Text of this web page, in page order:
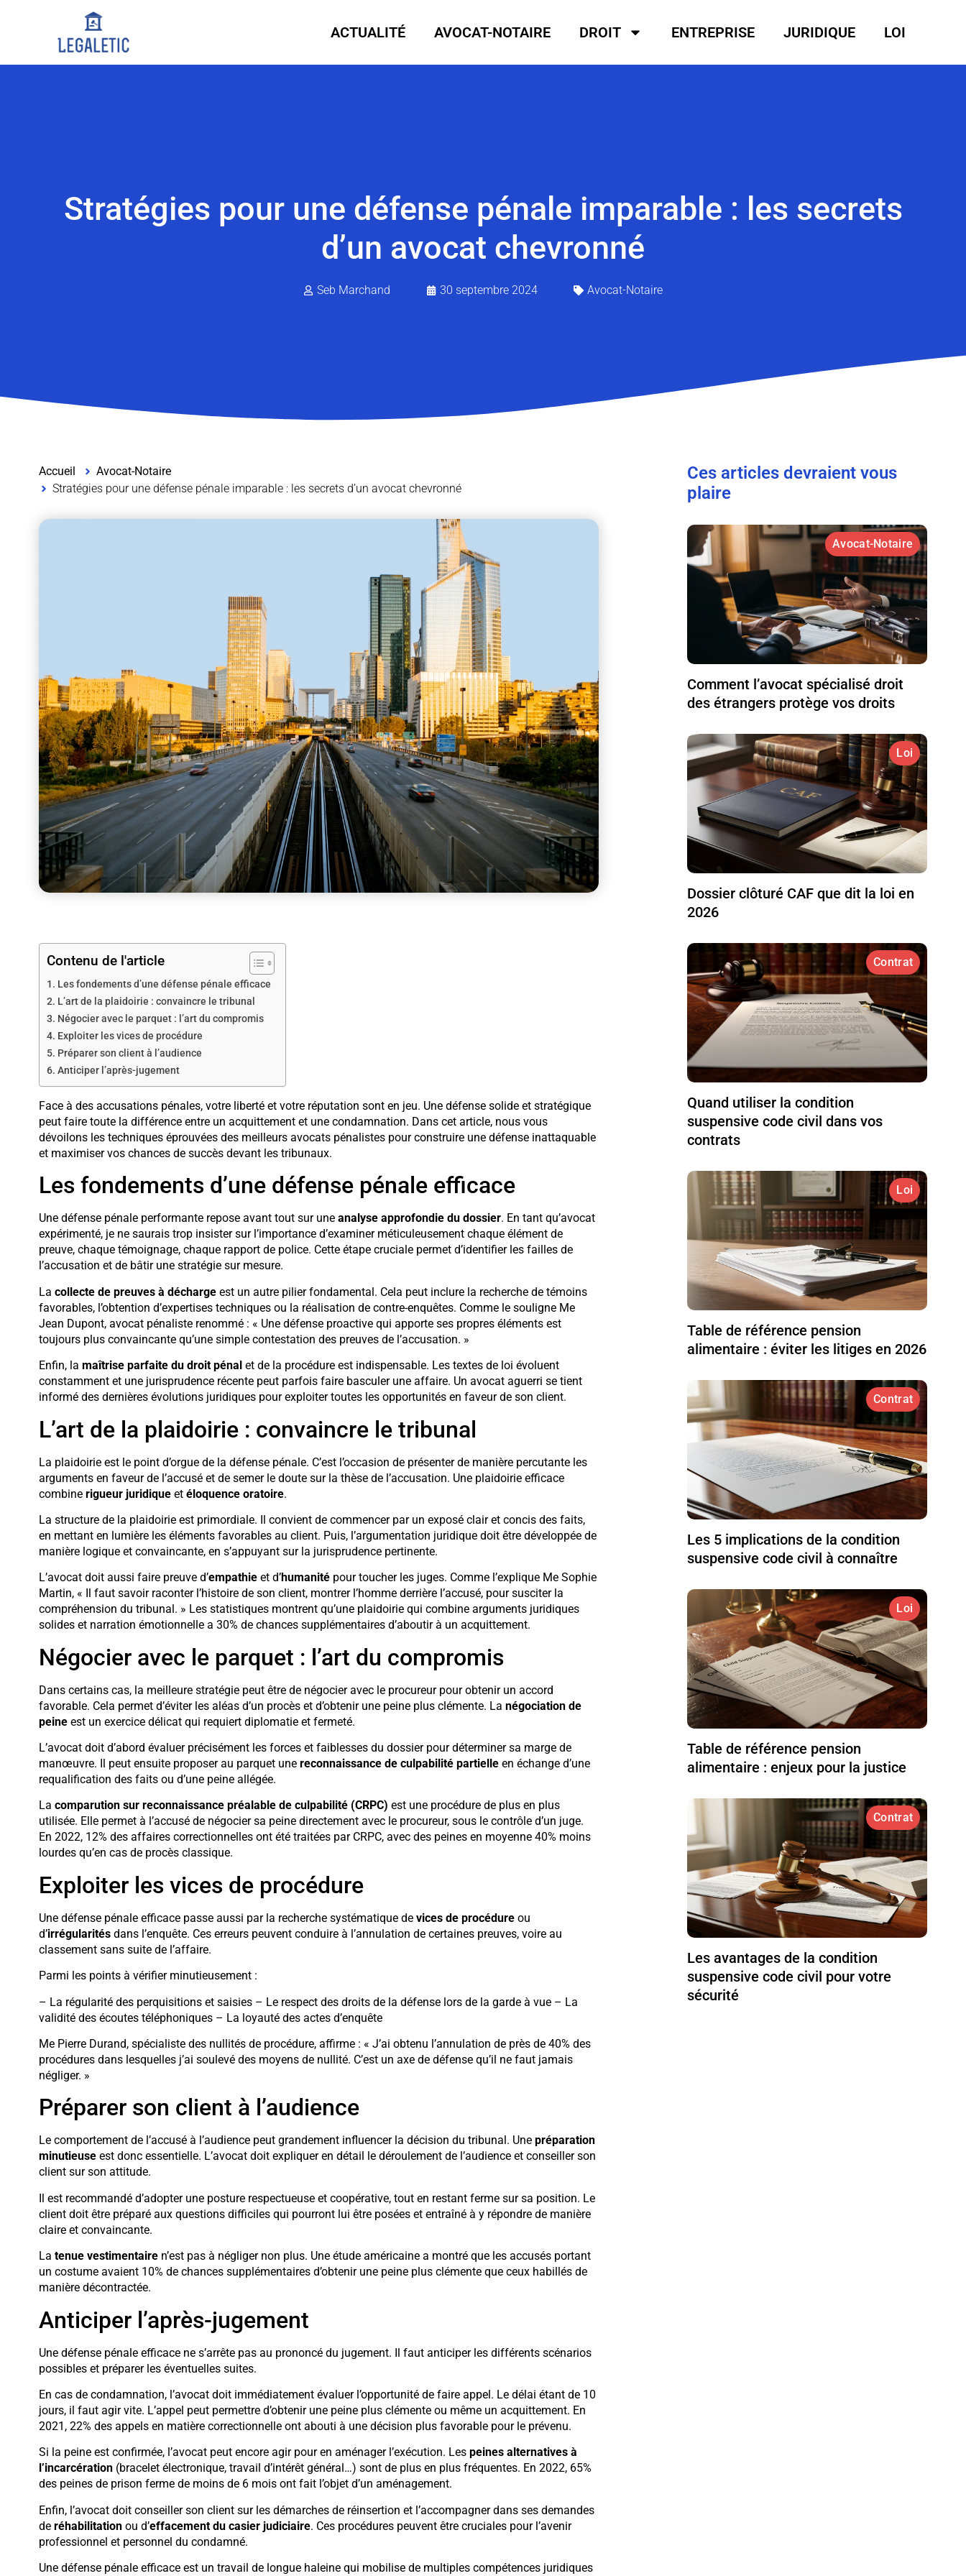
ACTUALITÉ AVOCAT-NOTAIRE DROIT ENTREPRISE JURIDIQUE LOI
Stratégies pour une défense pénale imparable : les secrets
d’un avocat chevronné
Seb Marchand 30 septembre 2024 Avocat-Notaire
Accueil
Avocat-Notaire
Stratégies pour une défense pénale imparable : les secrets d’un avocat chevronné
Contenu de l'article
Les fondements d’une défense pénale efficace
L’art de la plaidoirie : convaincre le tribunal
Négocier avec le parquet : l’art du compromis
Exploiter les vices de procédure
Préparer son client à l’audience
Anticiper l’après-jugement
Face à des accusations pénales, votre liberté et votre réputation sont en jeu. Une défense solide et stratégique
peut faire toute la différence entre un acquittement et une condamnation. Dans cet article, nous vous
dévoilons les techniques éprouvées des meilleurs avocats pénalistes pour construire une défense inattaquable
et maximiser vos chances de succès devant les tribunaux.
Les fondements d’une défense pénale efficace
Une défense pénale performante repose avant tout sur une analyse approfondie du dossier. En tant qu’avocat
expérimenté, je ne saurais trop insister sur l’importance d’examiner méticuleusement chaque élément de
preuve, chaque témoignage, chaque rapport de police. Cette étape cruciale permet d’identifier les failles de
l’accusation et de bâtir une stratégie sur mesure.
La collecte de preuves à déchargeest un autre pilier fondamental. Cela peut inclure la recherche de témoins
favorables, l’obtention d’expertises techniques ou la réalisation de contre-enquêtes. Comme le souligne Me
Jean Dupont, avocat pénaliste renommé : « Une défense proactive qui apporte ses propres éléments est
toujours plus convaincante qu’une simple contestation des preuves de l’accusation. »
Enfin, la maîtrise parfaite du droit pénalet de la procédure est indispensable. Les textes de loi évoluent
constamment et une jurisprudence récente peut parfois faire basculer une affaire. Un avocat aguerri se tient
informé des dernières évolutions juridiques pour exploiter toutes les opportunités en faveur de son client.
L’art de la plaidoirie : convaincre le tribunal
La plaidoirie est le point d’orgue de la défense pénale. C’est l’occasion de présenter de manière percutante les
arguments en faveur de l’accusé et de semer le doute sur la thèse de l’accusation. Une plaidoirie efficace
combine rigueur juridiqueet éloquence oratoire.
La structure de la plaidoirie est primordiale. Il convient de commencer par un exposé clair et concis des faits,
en mettant en lumière les éléments favorables au client. Puis, l’argumentation juridique doit être développée de
manière logique et convaincante, en s’appuyant sur la jurisprudence pertinente.
L’avocat doit aussi faire preuve d’empathieet d’humanitépour toucher les juges. Comme l’explique Me Sophie
Martin, « Il faut savoir raconter l’histoire de son client, montrer l’homme derrière l’accusé, pour susciter la
compréhension du tribunal. » Les statistiques montrent qu’une plaidoirie qui combine arguments juridiques
solides et narration émotionnelle a 30% de chances supplémentaires d’aboutir à un acquittement.
Négocier avec le parquet : l’art du compromis
Dans certains cas, la meilleure stratégie peut être de négocier avec le procureur pour obtenir un accord
favorable. Cela permet d’éviter les aléas d’un procès et d’obtenir une peine plus clémente. La négociation de
peineest un exercice délicat qui requiert diplomatie et fermeté.
L’avocat doit d’abord évaluer précisément les forces et faiblesses du dossier pour déterminer sa marge de
manœuvre. Il peut ensuite proposer au parquet une reconnaissance de culpabilité partielleen échange d’une
requalification des faits ou d’une peine allégée.
La comparution sur reconnaissance préalable de culpabilité (CRPC) est une procédure de plus en plus
utilisée. Elle permet à l’accusé de négocier sa peine directement avec le procureur, sous le contrôle d’un juge.
En 2022, 12% des affaires correctionnelles ont été traitées par CRPC, avec des peines en moyenne 40% moins
lourdes qu’en cas de procès classique.
Exploiter les vices de procédure
Une défense pénale efficace passe aussi par la recherche systématique de vices de procédureou
d’irrégularitésdans l’enquête. Ces erreurs peuvent conduire à l’annulation de certaines preuves, voire au
classement sans suite de l’affaire.
Parmi les points à vérifier minutieusement :
– La régularité des perquisitions et saisies – Le respect des droits de la défense lors de la garde à vue – La
validité des écoutes téléphoniques – La loyauté des actes d’enquête
Me Pierre Durand, spécialiste des nullités de procédure, affirme : « J’ai obtenu l’annulation de près de 40% des
procédures dans lesquelles j’ai soulevé des moyens de nullité. C’est un axe de défense qu’il ne faut jamais
négliger. »
Préparer son client à l’audience
Le comportement de l’accusé à l’audience peut grandement influencer la décision du tribunal. Une préparation
minutieuseest donc essentielle. L’avocat doit expliquer en détail le déroulement de l’audience et conseiller son
client sur son attitude.
Il est recommandé d’adopter une posture respectueuse et coopérative, tout en restant ferme sur sa position. Le
client doit être préparé aux questions difficiles qui pourront lui être posées et entraîné à y répondre de manière
claire et convaincante.
La tenue vestimentairen’est pas à négliger non plus. Une étude américaine a montré que les accusés portant
un costume avaient 10% de chances supplémentaires d’obtenir une peine plus clémente que ceux habillés de
manière décontractée.
Anticiper l’après-jugement
Une défense pénale efficace ne s’arrête pas au prononcé du jugement. Il faut anticiper les différents scénarios
possibles et préparer les éventuelles suites.
En cas de condamnation, l’avocat doit immédiatement évaluer l’opportunité de faire appel. Le délai étant de 10
jours, il faut agir vite. L’appel peut permettre d’obtenir une peine plus clémente ou même un acquittement. En
2021, 22% des appels en matière correctionnelle ont abouti à une décision plus favorable pour le prévenu.
Si la peine est confirmée, l’avocat peut encore agir pour en aménager l’exécution. Les peines alternatives à
l’incarcération(bracelet électronique, travail d’intérêt général…) sont de plus en plus fréquentes. En 2022, 65%
des peines de prison ferme de moins de 6 mois ont fait l’objet d’un aménagement.
Enfin, l’avocat doit conseiller son client sur les démarches de réinsertion et l’accompagner dans ses demandes
de réhabilitationou d’effacement du casier judiciaire. Ces procédures peuvent être cruciales pour l’avenir
professionnel et personnel du condamné.
Une défense pénale efficace est un travail de longue haleine qui mobilise de multiples compétences juridiques
Ces articles devraient vous
plaire
Avocat-Notaire
Comment l’avocat spécialisé droit
des étrangers protège vos droits
Loi
Dossier clôturé CAF que dit la loi en
2026
Contrat
Quand utiliser la condition
suspensive code civil dans vos
contrats
Loi
Table de référence pension
alimentaire : éviter les litiges en 2026
Contrat
Les 5 implications de la condition
suspensive code civil à connaître
Loi
Table de référence pension
alimentaire : enjeux pour la justice
Contrat
Les avantages de la condition
suspensive code civil pour votre
sécurité